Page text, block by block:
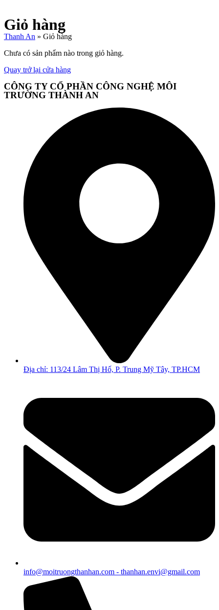
Giỏ hàng
Thanh An » Giỏ hàng
Chưa có sản phẩm nào trong giỏ hàng.
Quay trở lại cửa hàng
CÔNG TY CỔ PHẦN CÔNG NGHỆ MÔI
TRƯỜNG THÀNH AN
Địa chỉ: 113/24 Lâm Thị Hố, P. Trung Mỹ Tây, TP.HCM
info@moitruongthanhan.com - thanhan.envi@gmail.com